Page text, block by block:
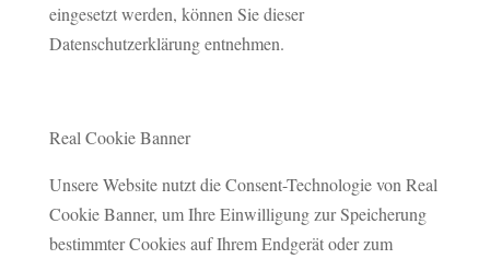
eingesetzt werden, können Sie dieser
Datenschutzerklärung entnehmen.
Real Cookie Banner
Unsere Website nutzt die Consent-Technologie von Real
Cookie Banner, um Ihre Einwilligung zur Speicherung
bestimmter Cookies auf Ihrem Endgerät oder zum